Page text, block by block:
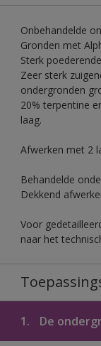
Onbehandelde
Gronden met
Sterk
Zeer sterk
ondergronden
20% terpentine
laag.
Afwerken met 2
Behandelde
Dekkend
Voor
naar het
1. De